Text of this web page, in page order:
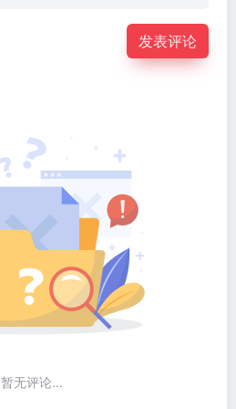
发表评论
暂无评论...